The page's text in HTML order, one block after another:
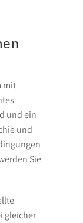
mit
und ein
und
Sie
gleicher